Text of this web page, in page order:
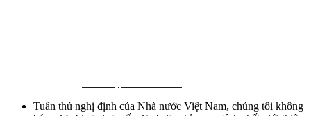
Tuân thủ nghị định của Nhà nước Việt Nam, chúng tôi không